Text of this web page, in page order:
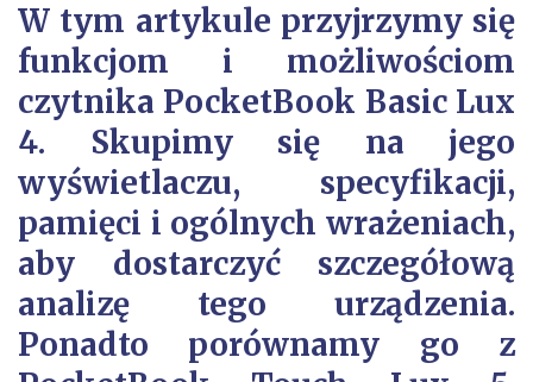
W tym artykule przyjrzymy się
funkcjom i możliwościom
czytnika PocketBook Basic Lux
4. Skupimy się na jego
wyświetlaczu, specyfikacji,
pamięci i ogólnych wrażeniach,
aby dostarczyć szczegółową
analizę tego urządzenia.
Ponadto porównamy go z